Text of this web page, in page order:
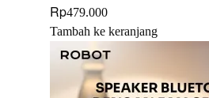
Rp479.000
Tambah ke keranjang